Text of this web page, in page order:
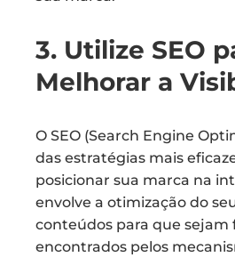
3. Utilize SEO
Melhorar a
O SEO (Search Engine
das estratégias mais
posicionar sua marca na
envolve a otimização do
conteúdos para que sejam
encontrados pelos